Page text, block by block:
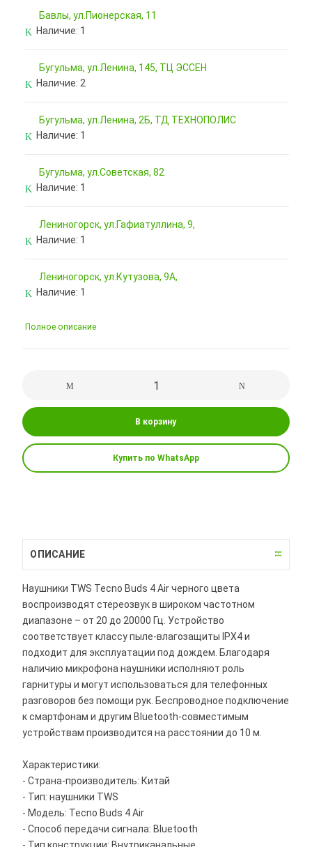
Бавлы, ул.Пионерская, 11
Наличие: 1
Бугульма, ул.Ленина, 145, ТЦ ЭССЕН
Наличие: 2
Бугульма, ул.Ленина, 2Б, ТД ТЕХНОПОЛИС
Наличие: 1
Бугульма, ул.Советская, 82
Наличие: 1
Лениногорск, ул.Гафиатуллина, 9,
Наличие: 1
Лениногорск, ул.Кутузова, 9А,
Наличие: 1
Полное описание
В корзину
Купить по WhatsApp
ОПИСАНИЕ
Наушники TWS Tecno Buds 4 Air черного цвета
воспроизводят стереозвук в широком частотном
диапазоне – от 20 до 20000 Гц. Устройство
соответствует классу пыле-влагозащиты IPX4 и
подходит для эксплуатации под дождем. Благодаря
наличию микрофона наушники исполняют роль
гарнитуры и могут использоваться для телефонных
разговоров без помощи рук. Беспроводное подключение
к смартфонам и другим Bluetooth-совместимым
устройствам производится на расстоянии до 10 м.
Характеристики:
- Страна-производитель: Китай
- Тип: наушники TWS
- Модель: Tecno Buds 4 Air
- Способ передачи сигнала: Bluetooth